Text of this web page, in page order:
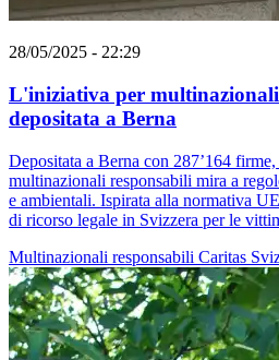
28/05/2025 - 22:29
L'iniziativa per multinazionali
depositata a Berna
Depositata a Berna con 287’164
multinazionali responsabili mira a
e ambientali. Ispirata alla normativa
di ricorso legale in Svizzera per le
Multinazionali responsabili Caritas